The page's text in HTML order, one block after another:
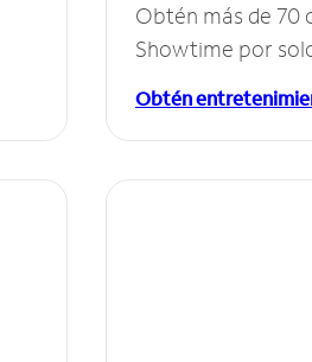
Obtén más de 70
Showtime por
Obtén